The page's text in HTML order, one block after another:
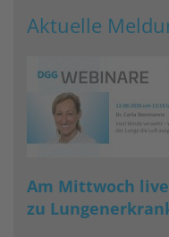
Aktuelle
Am Mittwoch live
zu